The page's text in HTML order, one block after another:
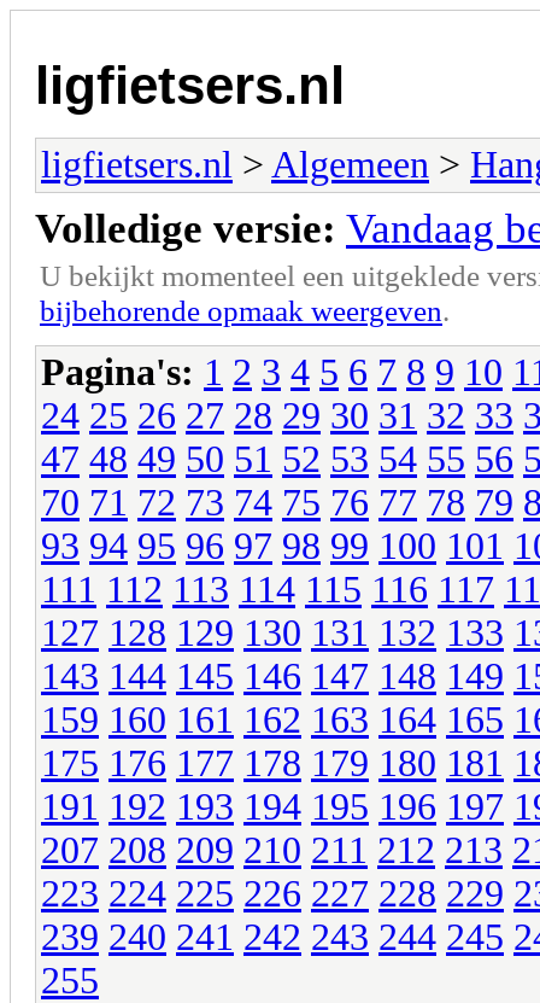
ligfietsers.nl
ligfietsers.nl > Algemeen >
Volledige versie: Vandaag
U bekijkt momenteel een uitgeklede
bijbehorende opmaak weergeven.
Pagina's: 1 2 3 4 5 6 7 8 9 10
24 25 26 27 28 29 30 31 32 33
47 48 49 50 51 52 53 54 55 56
70 71 72 73 74 75 76 77 78 79
93 94 95 96 97 98 99 100 101
111 112 113 114 115 116 117
127 128 129 130 131 132 133
143 144 145 146 147 148 149
159 160 161 162 163 164 165
175 176 177 178 179 180 181
191 192 193 194 195 196 197
207 208 209 210 211 212 213
223 224 225 226 227 228 229
239 240 241 242 243 244 245
255